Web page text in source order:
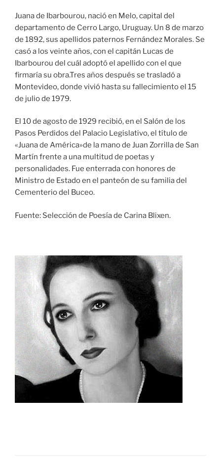
Juana de Ibarbourou, nació en Melo, capital del
departamento de Cerro Largo, Uruguay. Un 8 de marzo
de 1892, sus apellidos paternos Fernández Morales. Se
casó a los veinte años, con el capitán Lucas de
Ibarbourou del cuál adoptó el apellido con el que
firmaría su obra.Tres años después se trasladó a
Montevideo, donde vivió hasta su fallecimiento el 15
de julio de 1979.
El 10 de agosto de 1929 recibió, en el Salón de los
Pasos Perdidos del Palacio Legislativo, el título de
«Juana de América»de la mano de Juan Zorrilla de San
Martín frente a una multitud de poetas y
personalidades. Fue enterrada con honores de
Ministro de Estado en el panteón de su familia del
Cementerio del Buceo.
Fuente: Selección de Poesía de Carina Blixen.